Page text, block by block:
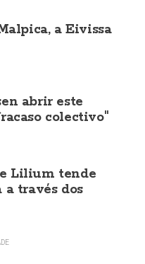
a Eivissa
abrir este
colectivo"
Lilium tende
a través dos